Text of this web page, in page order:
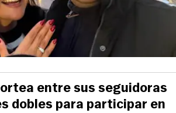
entre sus seguidoras
dobles para participar en